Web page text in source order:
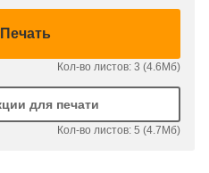
Печать
Кол-во листов: 3 (4.6Мб)
для печати
Кол-во листов: 5 (4.7Мб)